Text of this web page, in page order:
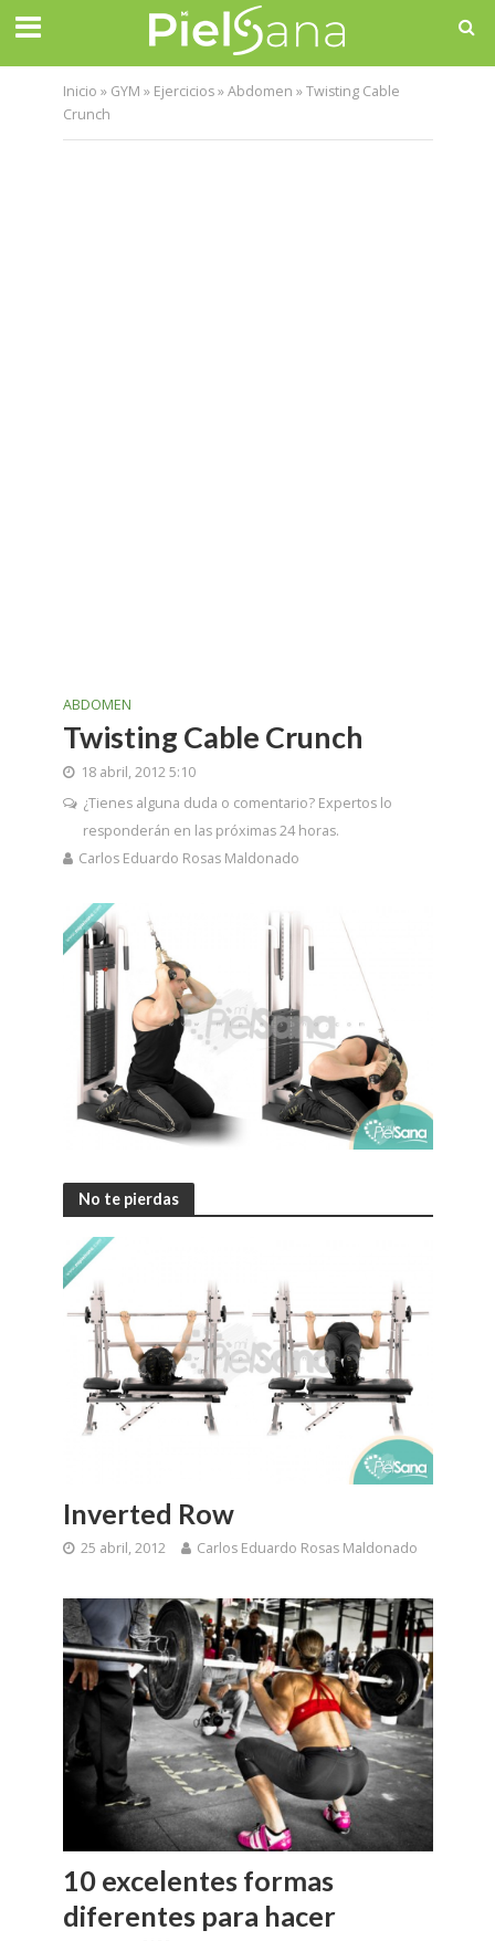
Inicio » GYM » Ejercicios»Abdomen »Twisting Cable
Crunch
ABDOMEN
Twisting Cable Crunch
18 abril, 2012 5:10
¿Tienes alguna duda o comentario? Expertos lo
responderán en las próximas 24 horas.
Carlos Eduardo Rosas Maldonado
No te pierdas
Inverted Row
25 abril, 2012 Carlos Eduardo Rosas Maldonado
10 excelentes formas
diferentes para hacer